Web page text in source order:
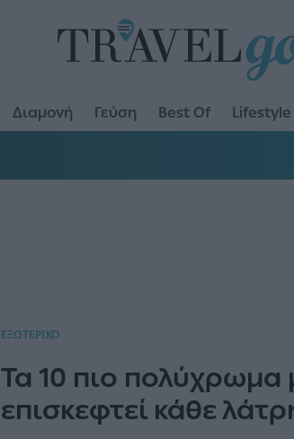
Διαμονή Γεύση Best Of Lifestyle
ΕΞΩΤΕΡΙΚΟ
Τα 10 πιο πολύχρωμα
επισκεφτεί κάθε